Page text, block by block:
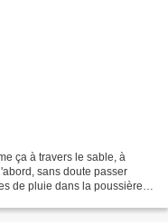
ça à travers le sable, à
sans doute passer
de pluie dans la poussière,